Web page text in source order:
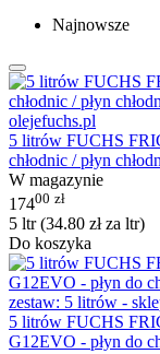
Najnowsze
5 litrów FUCHS
chłodnic / płyn
W magazynie
17400 zł
5 ltr (34.80 złza ltr)
Do koszyka
5 litrów FUCHS
G12EVO - płyn do